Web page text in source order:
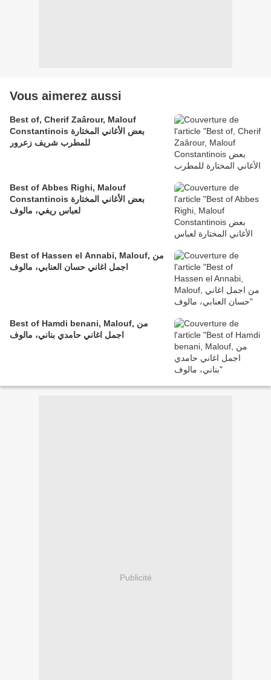
Vous aimerez aussi
Best of, Cherif Zaârour, Malouf
Constantinois بعض الأغاني المختارة
للمطرب شريف زعرور
Best of Abbes Righi, Malouf
Constantinois بعض الأغاني المختارة
لعباس ريغي، مالوف
Best of Hassen el Annabi, Malouf, من
اجمل اغاني حسان العنابي، مالوف
Best of Hamdi benani, Malouf, من
اجمل اغاني حامدي بناني، مالوف
Publicité